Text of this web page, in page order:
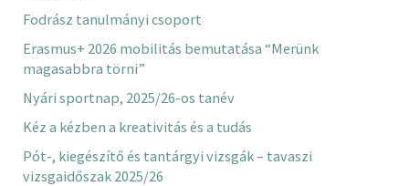
Fodrász tanulmányi csoport
Erasmus+ 2026 mobilitás bemutatása “Merünk
magasabbra törni”
Nyári sportnap, 2025/26-os tanév
Kéz a kézben a kreativitás és a tudás
Pót-, kiegészítő és tantárgyi vizsgák – tavaszi
vizsgaidőszak 2025/26